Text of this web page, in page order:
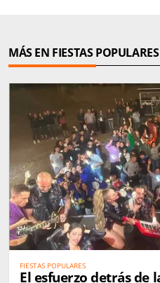
MÁS EN FIESTAS POPULARES
FIESTAS POPULARES
El esfuerzo detrás de